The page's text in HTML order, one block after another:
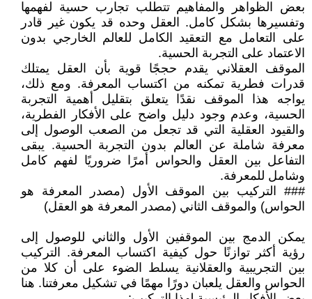
بعض الظواهر والمفاهيم تتطلب تجارب حسية لفهمها
وتفسيرها بشكل كامل. العقل وحده قد يكون غير قادر
على التعامل مع التعقيد الكامل للعالم الخارجي بدون
الاعتماد على التجربة الحسية.
الموقف العقلاني يقدم حججًا قوية بأن العقل يمتلك
قدرات فطرية تمكنه من اكتساب المعرفة. ومع ذلك،
يواجه هذا الموقف نقدًا يتعلق بتقليل أهمية التجربة
الحسية، وعدم وجود دليل واضح على الأفكار الفطرية،
والقيود العقلية التي قد تجعل من الصعب الوصول إلى
معرفة شاملة عن العالم بدون التجربة الحسية. يبقى
التفاعل بين العقل والحواس أمرًا ضروريًا لفهم كامل
وشامل للمعرفة.
### التركيب بين الموقف الأول (مصدر المعرفة هو
الحواس) والموقف الثاني (مصدر المعرفة هو العقل)
يمكن الدمج بين الموقفين الأول والثاني للوصول إلى
رؤية أكثر توازنًا حول كيفية اكتساب المعرفة. التركيب
بين التجريبية والعقلانية يسلط الضوء على أن كلا من
الحواس والعقل يلعبان دورًا مهمًا في تشكيل معرفتنا. هنا